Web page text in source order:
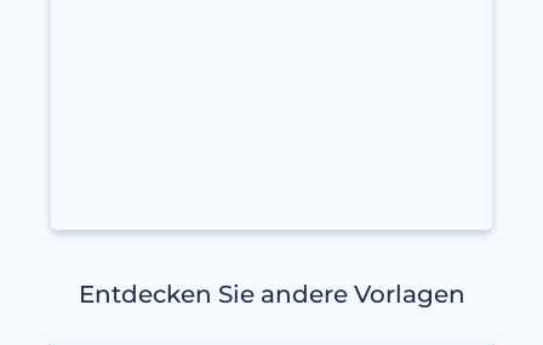
Entdecken Sie andere Vorlagen